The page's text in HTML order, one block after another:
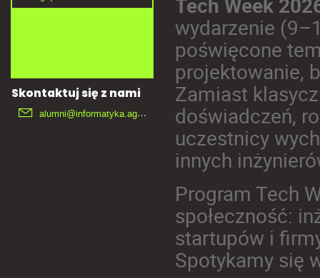
menu
Skontaktuj się z nami
alumni@informatyka.agh.edu.pl
wydarzenie
poświęcone
projektowanie,
Zamiast
doświadczeń,
uczestnicy
innych
Program Tech
społeczność:
startupów i
Spotykamy się